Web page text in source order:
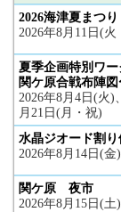
2026海津夏まつり
2026年8月11日(火
夏季企画特別ワ
関ケ原合戦布陣図
2026年8月4日(火)
月21日(月・祝)
水晶ジオード割り
2026年8月14日(
関ケ原 夜市
2026年8月15日(土